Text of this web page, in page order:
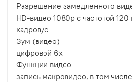
Разрешение замедленного
HD-видео 1080р c частотой
кадров/с
Зум (видео)
цифровой 6х
Функции видео
запись макровидео, в том